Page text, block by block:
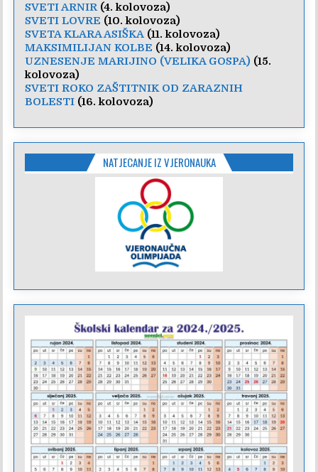
SVETI ARNIR(4. kolovoza)
SVETI LOVRE (10. kolovoza)
SVETA KLARA ASIŠKA (11. kolovoza)
MAKSIMILIJAN KOLBE (14. kolovoza)
UZNESENJE MARIJINO (VELIKA GOSPA) (15.
kolovoza)
SVETI ROKO ZAŠTITNIK OD ZARAZNIH
BOLESTI (16. kolovoza)
NATJECANJE IZ VJERONAUKA